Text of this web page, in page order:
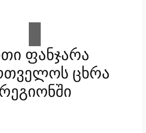
ფანჯარა
ცხრა